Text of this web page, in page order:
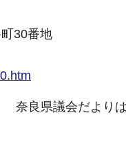
30番地
奈良県議会だより